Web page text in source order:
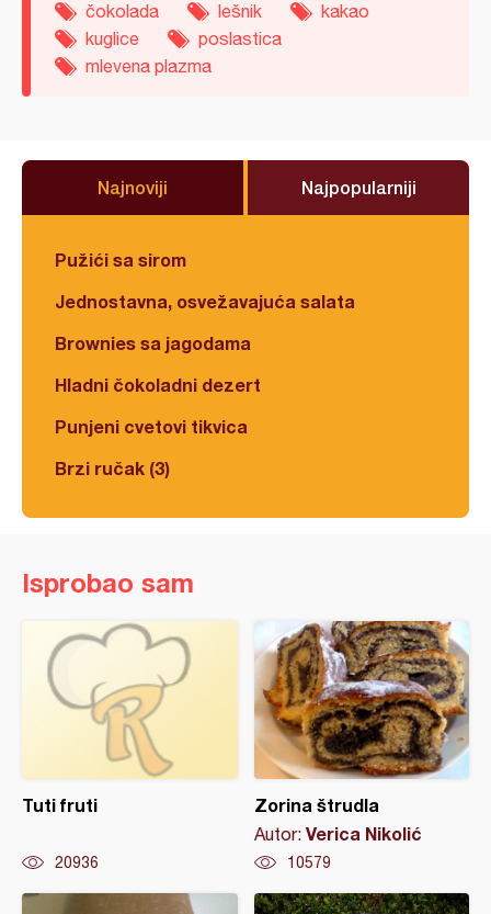
čokolada lešnik
kakao
kuglice
poslastica
mlevena plazma
Najnoviji Najpopularniji
Pužići sa sirom
Jednostavna, osvežavajuća salata
Brownies sa jagodama
Hladni čokoladni dezert
Punjeni cvetovi tikvica
Brzi ručak (3)
Isprobao sam
Tuti fruti
20936
Zorina štrudla
Autor: Verica Nikolić
10579